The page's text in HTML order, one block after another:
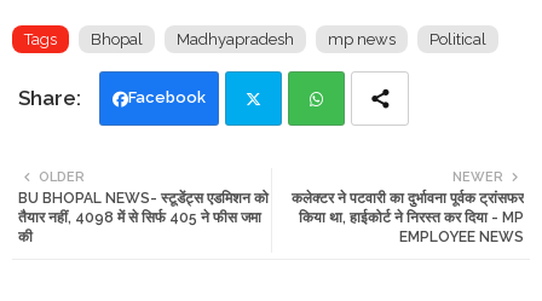
Tags Bhopal Madhyapradesh mp news Political
Facebook
tte ats
NEWER
कलेक्टर ने पटवारी का दुर्भावना पूर्वक ट्रांसफर
किया था, हाईकोर्ट ने निरस्त कर दिया - MP
EMPLOYEE NEWS
OLDER
BU BHOPAL NEWS- स्टूडेंट्स एडमिशन को
तैयार नहीं, 4098 में से सिर्फ 405 ने फीस जमा
की